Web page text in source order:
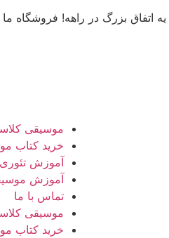
یه اتفاق بزرگ در راهه! فروشگاه
موسیقی
خرید کتاب
آموزش
آموزش
تماس با ما
موسیقی
خرید کتاب